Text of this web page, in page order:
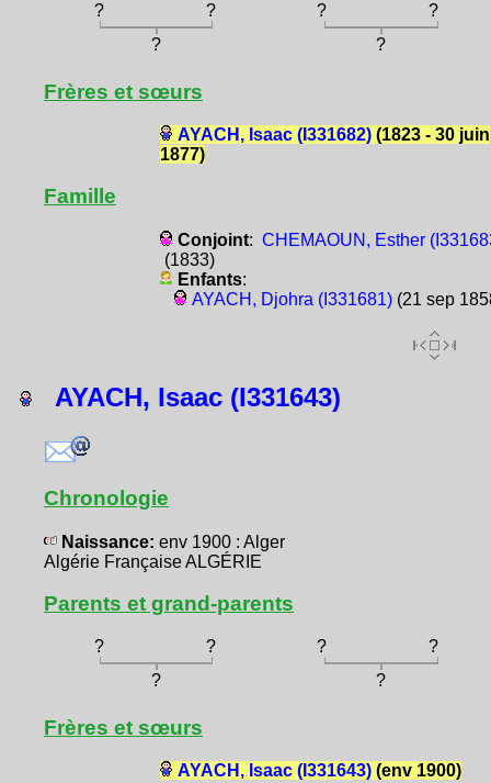
? ? ?
?
?
?
Frères et sœurs
AYACH, Isaac (I331682)(1823 - 30 juin
1877)
Famille
Conjoint: CHEMAOUN, Esther
(1833)
Enfants:
AYACH, Djohra (I331681)(21 sep
AYACH, Isaac (I331643)
Chronologie
Naissance: env 1900 : Alger
Algérie Française ALGÉRIE
Parents et grand-parents
? ? ?
?
?
?
Frères et sœurs
AYACH, Isaac (I331643)(env 1900)